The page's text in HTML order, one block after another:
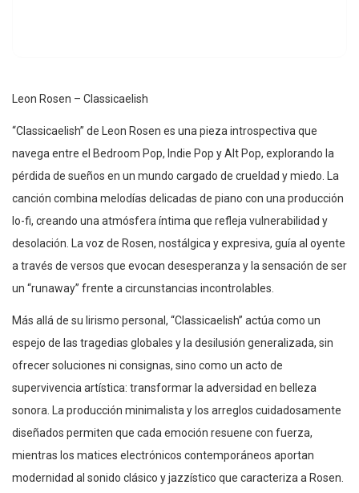
Leon Rosen – Classicaelish
“Classicaelish” de Leon Rosen es una pieza introspectiva que
navega entre el Bedroom Pop, Indie Pop y Alt Pop, explorando la
pérdida de sueños en un mundo cargado de crueldad y miedo. La
canción combina melodías delicadas de piano con una producción
lo-fi, creando una atmósfera íntima que refleja vulnerabilidad y
desolación. La voz de Rosen, nostálgica y expresiva, guía al oyente
a través de versos que evocan desesperanza y la sensación de ser
un “runaway” frente a circunstancias incontrolables.
Más allá de su lirismo personal, “Classicaelish” actúa como un
espejo de las tragedias globales y la desilusión generalizada, sin
ofrecer soluciones ni consignas, sino como un acto de
supervivencia artística: transformar la adversidad en belleza
sonora. La producción minimalista y los arreglos cuidadosamente
diseñados permiten que cada emoción resuene con fuerza,
mientras los matices electrónicos contemporáneos aportan
modernidad al sonido clásico y jazzístico que caracteriza a Rosen.